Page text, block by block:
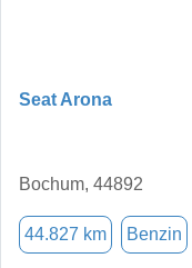
Seat Arona
Bochum, 44892
44.827 km Benzin